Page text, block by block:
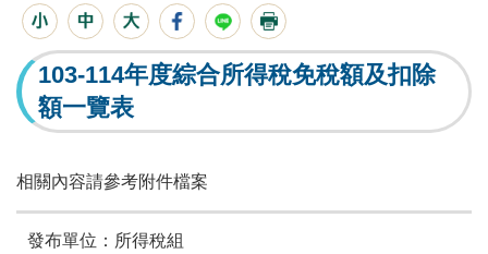
103-114年度綜合所得稅免稅額及扣除
額一覽表
相關內容請參考附件檔案
發布單位：所得稅組